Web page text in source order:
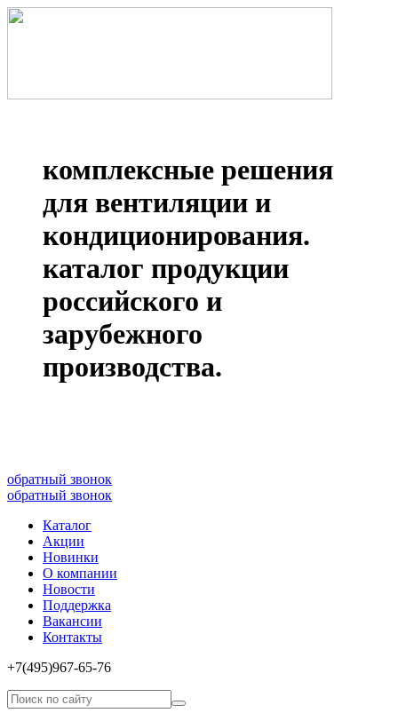
комплексные решения
для вентиляции и
кондиционирования.
каталог продукции
российского и
зарубежного
производства.
обратный звонок
обратный звонок
Каталог
Акции
Новинки
О компании
Новости
Поддержка
Вакансии
Контакты
+7(495)967­-65­-76